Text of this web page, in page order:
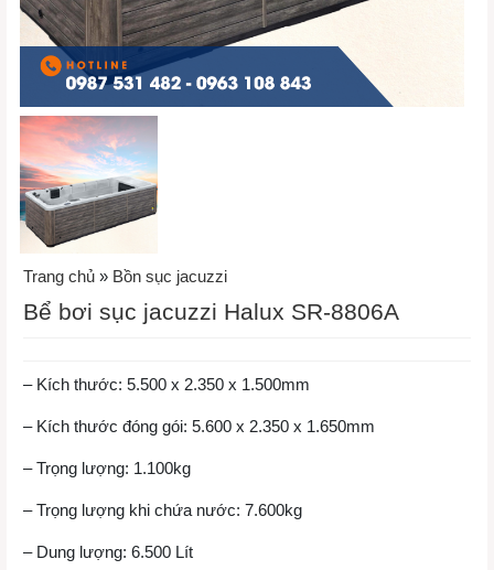
Trang chủ » Bồn sục jacuzzi
Bể bơi sục jacuzzi Halux SR-8806A
– Kích thước: 5.500 x 2.350 x 1.500mm
– Kích thước đóng gói: 5.600 x 2.350 x 1.650mm
– Trọng lượng: 1.100kg
– Trọng lượng khi chứa nước: 7.600kg
– Dung lượng: 6.500 Lít